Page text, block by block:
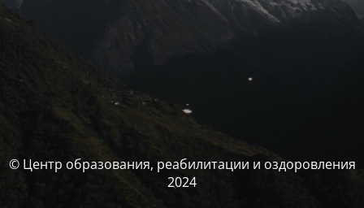
© Центр образования, реабилитации и оздоровления
2024